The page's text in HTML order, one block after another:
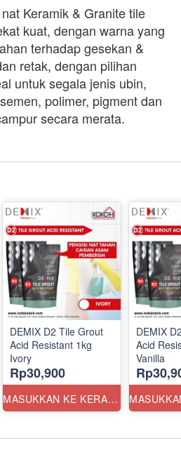
Keramik & Granite tile
kuat, dengan warna yang
terhadap gesekan &
retak, dengan pilihan
untuk segala jenis ubin,
polimer, pigment dan
secara merata.
DEMIX D2 Tile Grout
Acid Resistant 1kg
Ivory
Rp30,900
MASUKKAN KE KERANJANG
DEMIX
Acid
Vanilla